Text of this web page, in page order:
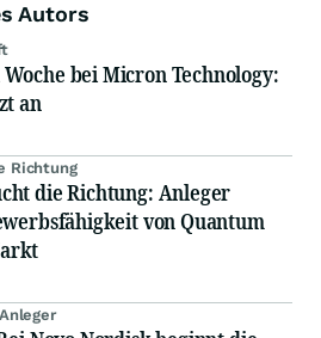
Autors
bei Micron Technology:
an
Richtung
die Richtung: Anleger
von Quantum